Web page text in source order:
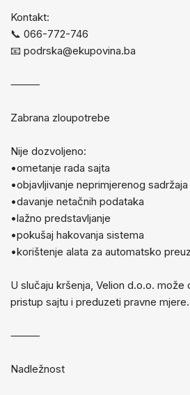
Kontakt:
📞 066-772-746
📧 podrska@ekupovina.ba
⸻
Zabrana zloupotrebe
Nije dozvoljeno:
•ometanje rada sajta
•objavljivanje neprimjerenog sadržaja
•davanje netačnih podataka
•lažno predstavljanje
•pokušaj hakovanja sistema
•korištenje alata za automatsko
U slučaju kršenja, Velion d.o.o. može
pristup sajtu i preduzeti pravne mjere.
⸻
Nadležnost